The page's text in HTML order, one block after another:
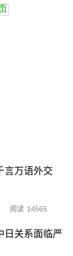
言万语外交
阅读 14565
日关系面临严